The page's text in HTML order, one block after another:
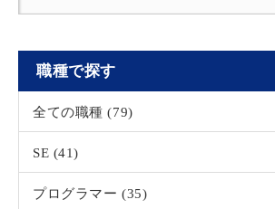
職種で探す
全ての職種 (79)
SE (41)
プログラマー (35)